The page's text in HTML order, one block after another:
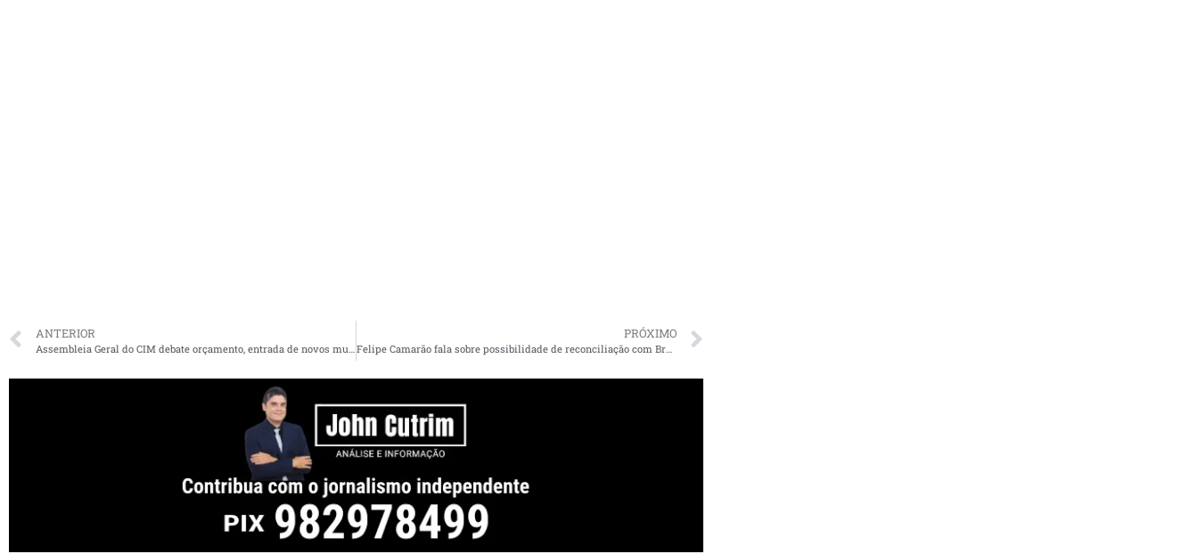
ANTERIOR
Assembleia Geral do CIM debate orçamento, entrada de novos municípios e planejamento para 2026
PRÓXIMO
Felipe Camarão fala sobre possibilidade de reconciliação com Brandão